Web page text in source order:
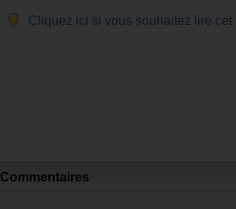
Cliquez ici si vous souhaitez lire cet
Commentaires